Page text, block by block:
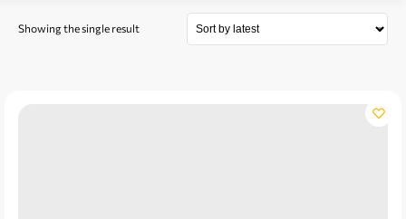
Showing the single result